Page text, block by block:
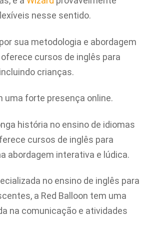
nesse sentido.
sua metodologia e abordagem
oferece cursos de inglês para
crianças.
uma forte presença online.
história no ensino de idiomas
cursos de inglês para
abordagem interativa e lúdica.
no ensino de inglês para
a Red Balloon tem uma
na comunicação e atividades